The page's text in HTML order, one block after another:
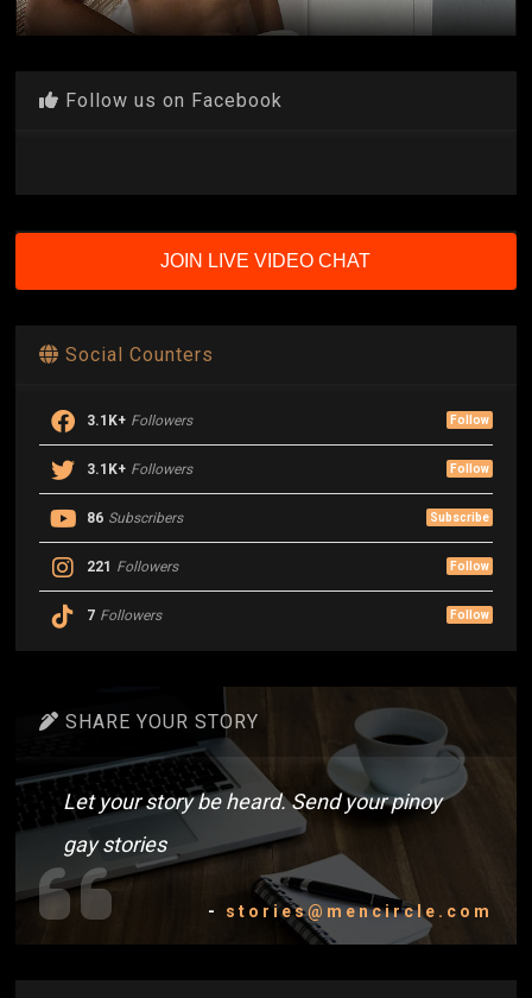
Follow us on Facebook
JOIN LIVE VIDEO CHAT
Social Counters
3.1K+ Followers Follow
3.1K+ Followers Follow
86 Subscribers Subscribe
221 Followers Follow
7 Followers Follow
SHARE YOUR STORY
Let your story be heard. Send your pinoy
gay stories
- stories@mencircle.com